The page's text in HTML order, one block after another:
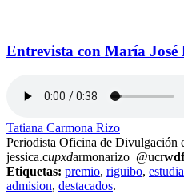
Entrevista con María José
Tatiana Carmona Rizo
Periodista Oficina de Divulgación
jessica.cupxdarmonarizo @ucr
Etiquetas: premio, riguibo,
admision, destacados.